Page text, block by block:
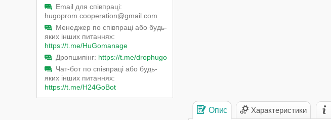
Опис Характеристики
Email для співпраці
hugoprom.cooperation@gmail.com
Менеджер по співпраці або будь-
яких інших питаннях
https://t.me/HuGomanage
Дропшипінг https://t.me/drophugo
Чат-бот по співпраці або будь-
яких інших питаннях
https://t.me/H24GoBot